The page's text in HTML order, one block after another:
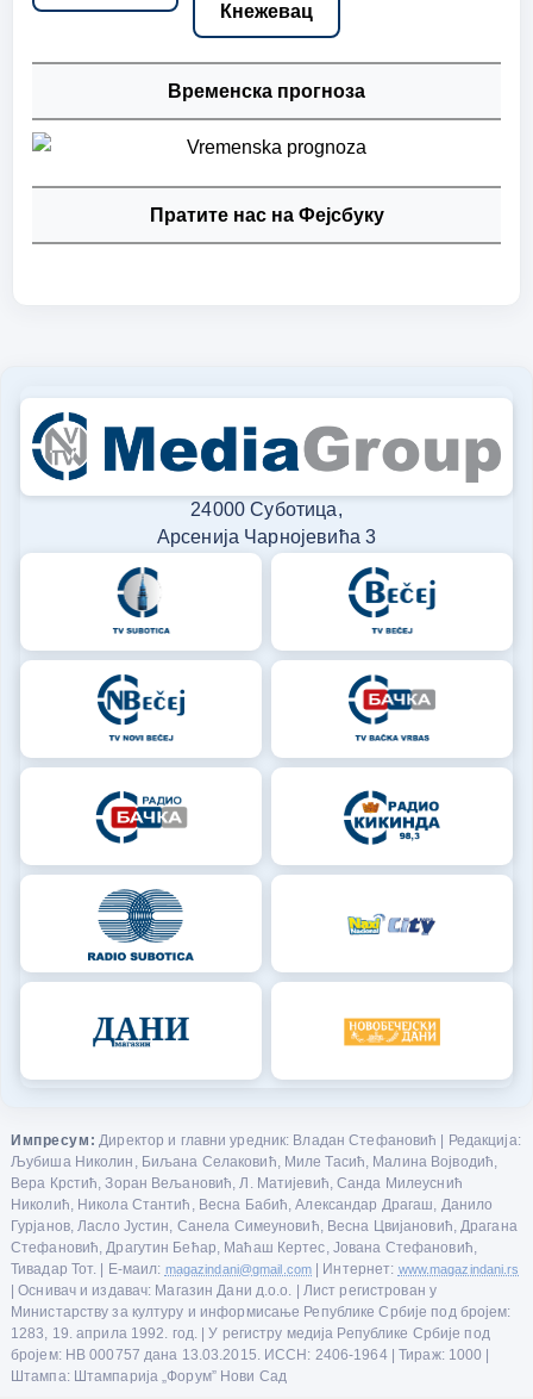
Кнежевац
Временска прогноза
Пратите нас на Фејсбуку
24000 Суботица,
Арсенија Чарнојевића 3
Импресум: Директор и главни уредник: Владан Стефановић | Редакција:
Љубиша Николин, Биљана Селаковић, Миле Тасић, Малина Војводић,
Вера Крстић, Зоран Вељановић, Л. Матијевић, Санда Милеуснић
Николић, Никола Стантић, Весна Бабић, Александар Драгаш, Данило
Гурјанов, Ласло Јустин, Санела Симеуновић, Весна Цвијановић, Драгана
Стефановић, Драгутин Бећар, Маћаш Кертес, Јована Стефановић,
Тивадар Тот. | Е-маил: magazindani@gmail.com | Интернет: www.magazindani.rs
| Оснивач и издавач: Магазин Дани д.о.о. | Лист регистрован у
Министарству за културу и информисање Републике Србије под бројем:
1283, 19. априла 1992. год. | У регистру медија Републике Србије под
бројем: НВ 000757 дана 13.03.2015. ИССН: 2406-1964 | Тираж: 1000 |
Штампа: Штампарија „Форум” Нови Сад